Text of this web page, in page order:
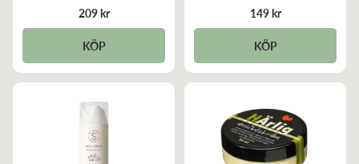
209 kr
KÖP
149 kr
KÖP